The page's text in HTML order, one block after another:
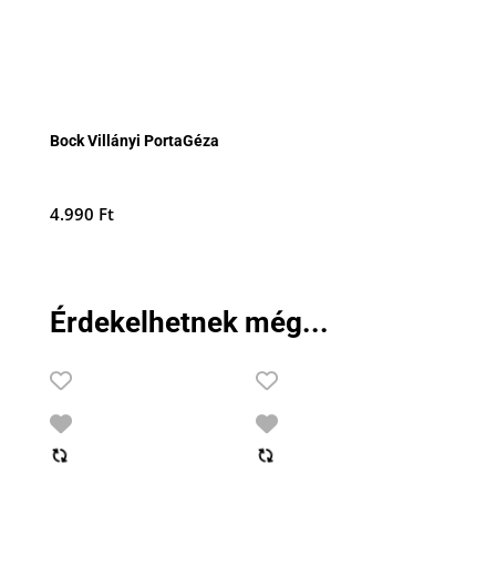
Bock Villányi PortaGéza
4.990 Ft
Érdekelhetnek még...